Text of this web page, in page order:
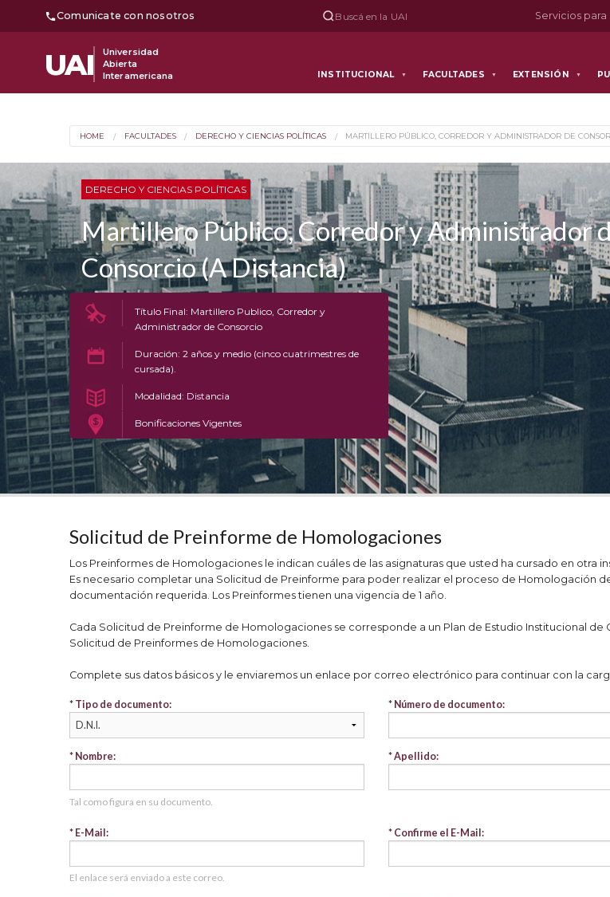
Comunicate con nosotros Buscá en la UAI Servicios para :
UAI
Universidad
Abierta
Interamericana
INSTITUCIONAL ▼ FACULTADES ▼ EXTENSIÓN ▼
HOME FACULTADES DERECHO Y CIENCIAS POLÍTICAS MARTILLERO PÚBLICO, CORREDOR Y ADMINISTRADOR DE
DERECHO Y CIENCIAS POLÍTICAS
Martillero Público, Corredor y Administrador
Consorcio (A Distancia)
Título Final: Martillero Publico, Corredor y
Administrador de Consorcio
Duración: 2 años y medio (cinco cuatrimestres de
cursada).
Modalidad: Distancia
Bonificaciones Vigentes
Solicitud de Preinforme de Homologaciones
Los Preinformes de Homologaciones le indican cuáles de las asignaturas que usted ha cursado en otra
Es necesario completar una Solicitud de Preinforme para poder realizar el proceso de Homologación
documentación requerida. Los Preinformes tienen una vigencia de 1 año.
Cada Solicitud de Preinforme de Homologaciones se corresponde a un Plan de Estudio Institucional
Solicitud de Preinformes de Homologaciones.
Complete sus datos básicos y le enviaremos un enlace por correo electrónico para continuar con la